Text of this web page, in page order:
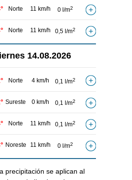
Norte 11 km/h 0 l/m2
Norte 11 km/h 0,5 l/m2
14.08.2026
Norte 4 km/h 0,1 l/m2
Sureste 0 km/h 0,1 l/m2
Norte 11 km/h 0,1 l/m2
Noreste 11 km/h 0 l/m2
precipitación se aplican al